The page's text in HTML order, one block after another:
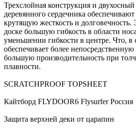
Трехслойная конструкция и
деревянного сердечника
крутящую жесткость и долговечность.
доске большую гибкость в области
уменьшении гибкости в центре. Что, в
обеспечивает более
большую производительность при
плавности.
SCRATCHPROOF TOPSHEET
Кайтборд FLYDOOR6 Flysurfer Россия
Защита верхней деки от царапин